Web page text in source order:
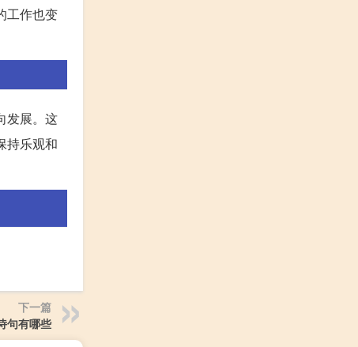
工作也变
发展。这
持乐观和
下一篇
句有哪些